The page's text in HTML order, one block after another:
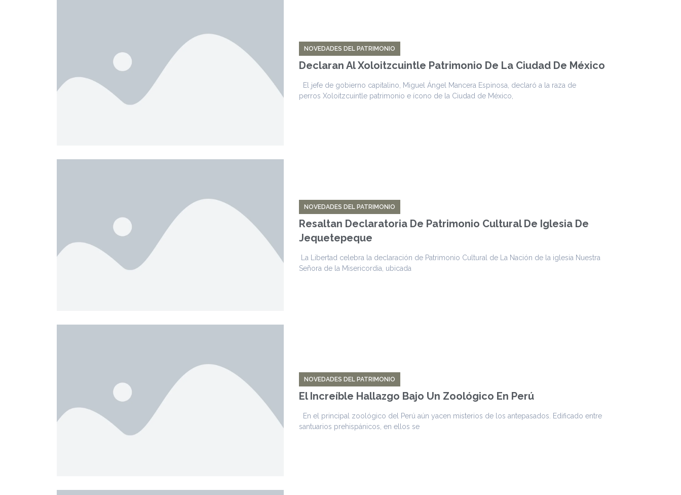
NOVEDADES DEL PATRIMONIO
Declaran Al Xoloitzcuintle Patrimonio De La Ciudad De México
El jefe de gobierno capitalino, Miguel Ángel Mancera Espinosa, declaró a la raza de
perros Xoloitzcuintle patrimonio e ícono de la Ciudad de México,
NOVEDADES DEL PATRIMONIO
Resaltan Declaratoria De Patrimonio Cultural De Iglesia De
Jequetepeque
La Libertad celebra la declaración de Patrimonio Cultural de La Nación de la iglesia Nuestra
Señora de la Misericordia, ubicada
NOVEDADES DEL PATRIMONIO
El Increíble Hallazgo Bajo Un Zoológico En Perú
En el principal zoológico del Perú aún yacen misterios de los antepasados. Edificado entre
santuarios prehispánicos, en ellos se